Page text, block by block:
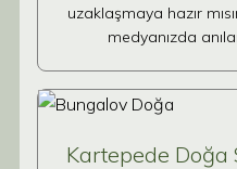
uzaklaşmaya hazır
medyanızda
Kartepede Doğa